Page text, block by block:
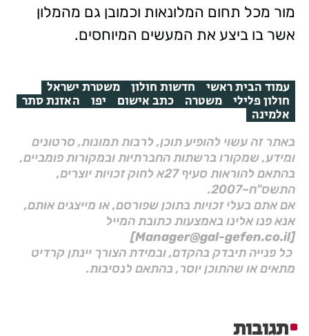
מור מכל תחום המלונאות וכמובן גם מהמלון
אשר בו ביצע את המעשים המיוחסים.
עמוד הבית ראשי חדשות חולון משטרת ישראל
חולון פלילי משטרה כתב אישום יפו האזנת סתר
אלמינה
באתר זה עשוי להופיע תוכן, לרבות תמונות, סרטונים
ומידע, שמקורו ברשתות החברתיות ובמקורות פומביים,
בהתאם להוראות סעיף 27א לחוק זכויות יוצרים,
התשס"ח–2007.
אם אתם בעלי זכויות בתוכן שפורסם, או מייצגים אותם,
אנא פנו אלינו באמצעות כתובת המייל
[Manager@gal-gefen.co.il]
כל פנייה תיבדק בהקדם, ובמידת הצורך יינתן קרדיט
מתאים או שהתוכן יוסר, בהתאם לנסיבות.
תגובות